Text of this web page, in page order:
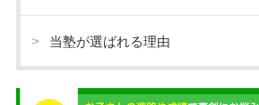
当塾が選ばれる理由